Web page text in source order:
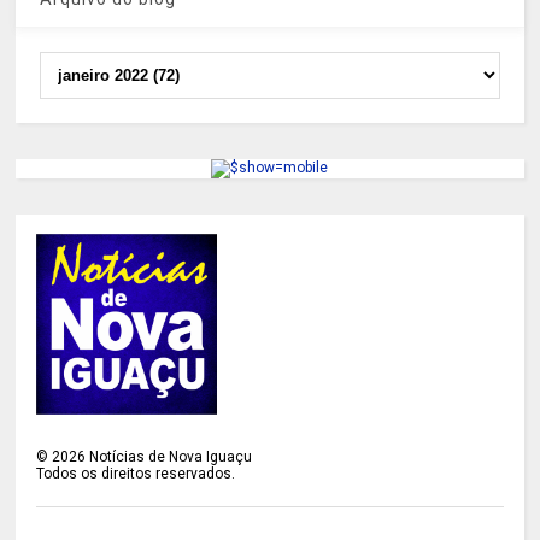
©2026 Notícias de Nova Iguaçu
Todos os direitos reservados.